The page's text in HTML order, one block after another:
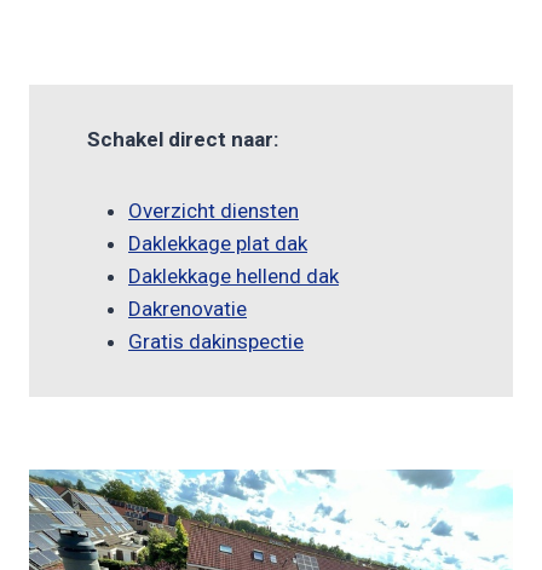
Schakel direct naar:
Overzicht diensten
Daklekkage plat dak
Daklekkage hellend dak
Dakrenovatie
Gratis dakinspectie